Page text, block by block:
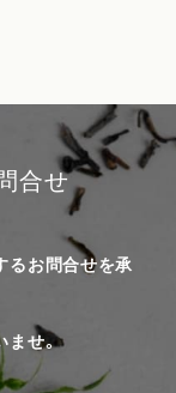
合せ
るお問合せを承
ませ。